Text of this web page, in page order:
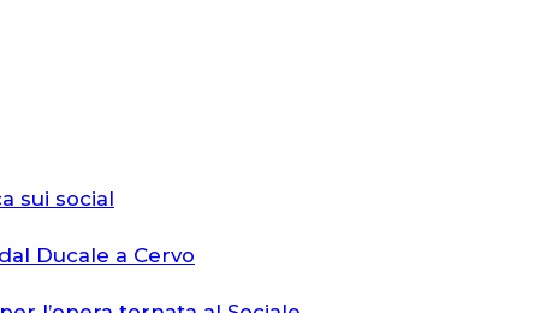
sui social
Ducale a Cervo